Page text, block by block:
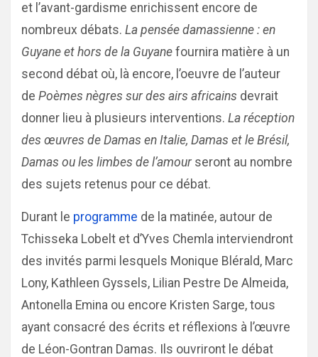
et l’avant-gardisme enrichissent encore de
nombreux débats. La pensée damassienne : en
Guyane et hors de la Guyane fournira matière à un
second débat où, là encore, l’oeuvre de l’auteur
de Poèmes nègres sur des airs africains devrait
donner lieu à plusieurs interventions. La réception
des œuvres de Damas en Italie, Damas et le Brésil,
Damas ou les limbes de l’amour seront au nombre
des sujets retenus pour ce débat.
Durant le programme de la matinée, autour de
Tchisseka Lobelt et d’Yves Chemla interviendront
des invités parmi lesquels Monique Blérald, Marc
Lony, Kathleen Gyssels, Lilian Pestre De Almeida,
Antonella Emina ou encore Kristen Sarge, tous
ayant consacré des écrits et réflexions à l’œuvre
de Léon-Gontran Damas. Ils ouvriront le débat